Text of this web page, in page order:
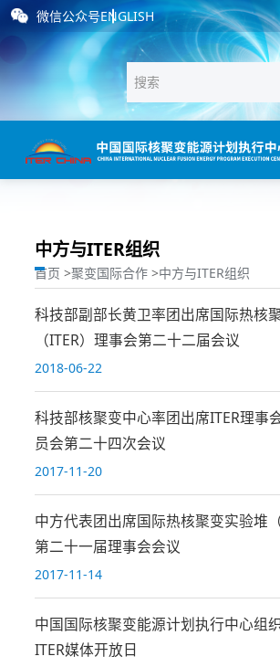
微信公众号ENGLISH
中方与ITER组织
首页 >聚变国际合作 >中方与ITER组织
科技部副部长黄卫率团出席国际热核
（ITER）理事会第二十二届会议
2018-06-22
科技部核聚变中心率团出席ITER理事
员会第二十四次会议
2017-11-20
中方代表团出席国际热核聚变实验堆
第二十一届理事会会议
2017-11-14
中国国际核聚变能源计划执行中心组
ITER媒体开放日